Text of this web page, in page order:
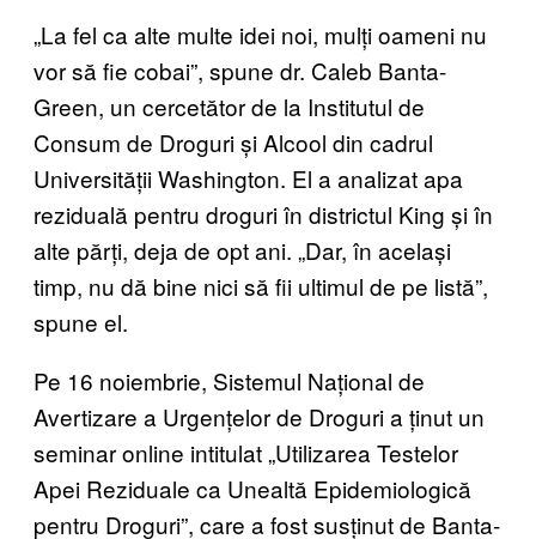
„La fel ca alte multe idei noi, mulți oameni nu
vor să fie cobai”, spune dr. Caleb Banta-
Green, un cercetător de la Institutul de
Consum de Droguri și Alcool din cadrul
Universității Washington. El a analizat apa
reziduală pentru droguri în districtul King și în
alte părți, deja de opt ani. „Dar, în același
timp, nu dă bine nici să fii ultimul de pe listă”,
spune el.
Pe 16 noiembrie, Sistemul Național de
Avertizare a Urgențelor de Droguri a ținut un
seminar online intitulat „Utilizarea Testelor
Apei Reziduale ca Unealtă Epidemiologică
pentru Droguri”, care a fost susținut de Banta-